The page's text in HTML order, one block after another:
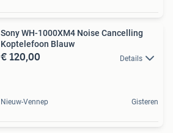
Sony WH-1000XM4 Noise Cancelling
Koptelefoon Blauw
€ 120,00 Details
Nieuw-Vennep Gisteren